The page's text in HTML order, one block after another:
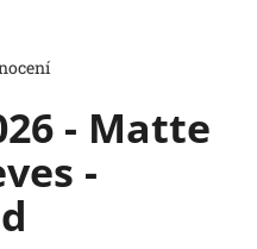
- Matte
-